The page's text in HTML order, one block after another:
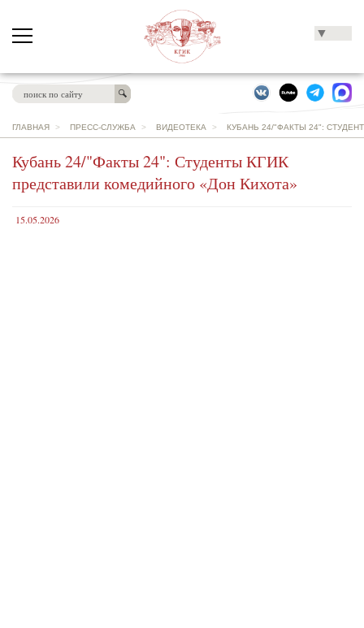
▼
ГЛАВНАЯ > ПРЕСС-СЛУЖБА > ВИДЕОТЕКА > КУБАНЬ 24/"ФАКТЫ 24":
Кубань 24/"Факты 24": Студенты КГИК
представили комедийного «Дон Кихота»
15.05.2026